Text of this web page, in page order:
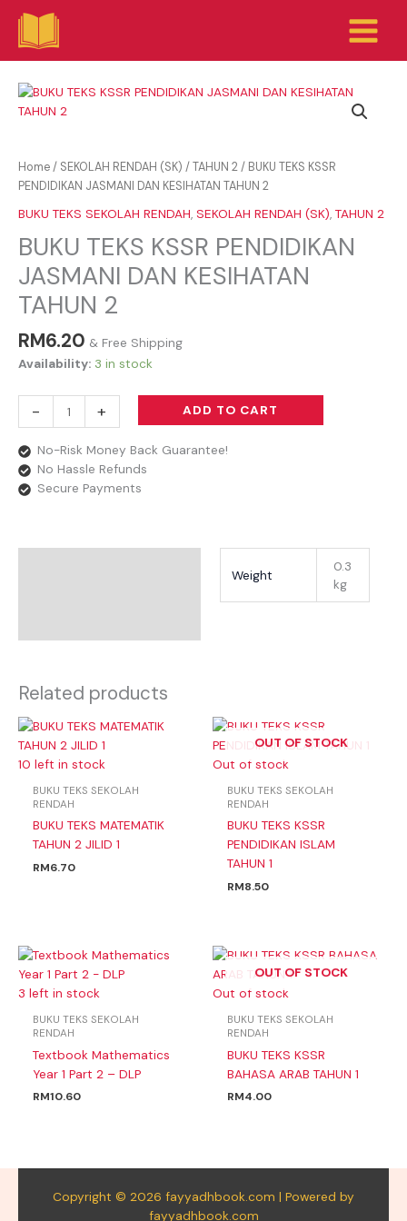
content
Home/ SEKOLAH RENDAH (SK) /TAHUN 2/ BUKU TEKS KSSR
PENDIDIKAN JASMANI DAN KESIHATAN TAHUN 2
BUKU TEKS SEKOLAH RENDAH, SEKOLAH RENDAH (SK), TAHUN 2
BUKU TEKS KSSR PENDIDIKAN
JASMANI DAN KESIHATAN
TAHUN 2
RM6.20 & Free Shipping
Availability: 3 in stock
-
BUKU
TEKS
JASMANI
DAN
2
+ ADD TO CART
No-Risk Money Back Guarantee!
No Hassle Refunds
Secure Payments
Weight
0.3
kg
Related products
10 left in stock
BUKU TEKS SEKOLAH
RENDAH
BUKU TEKS MATEMATIK
TAHUN 2 JILID 1
RM6.70
OUT OF STOCK
Out of stock
BUKU TEKS SEKOLAH
RENDAH
BUKU TEKS KSSR
PENDIDIKAN ISLAM
TAHUN 1
RM8.50
3 left in stock
BUKU TEKS SEKOLAH
RENDAH
Textbook Mathematics
Year 1 Part 2 – DLP
RM10.60
OUT OF STOCK
Out of stock
BUKU TEKS SEKOLAH
RENDAH
BUKU TEKS KSSR
BAHASA ARAB TAHUN 1
RM4.00
Copyright © 2026 fayyadhbook.com | Powered by
fayyadhbook.com